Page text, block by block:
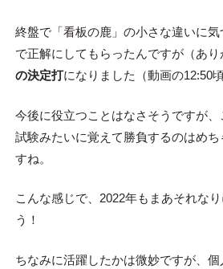
終盤で「看板の鹿」の小さな違いに
で正解にしてもらったんですが（あ
の決定打になりました（動画の12:50頃
今後に役立つことはなさそうですが
試験みたいに覚えて勝負するのはめ
すね。
こんな感じで、2022年もまあそれな
う！
ちなみに活躍したかは微妙ですが、